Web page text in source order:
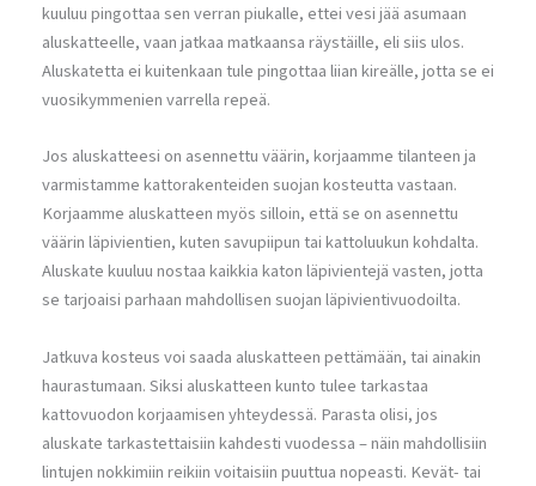
kuuluu pingottaa sen verran piukalle, ettei vesi jää asumaan
aluskatteelle, vaan jatkaa matkaansa räystäille, eli siis ulos.
Aluskatetta ei kuitenkaan tule pingottaa liian kireälle, jotta se ei
vuosikymmenien varrella repeä.
Jos aluskatteesi on asennettu väärin, korjaamme tilanteen ja
varmistamme kattorakenteiden suojan kosteutta vastaan.
Korjaamme aluskatteen myös silloin, että se on asennettu
väärin läpivientien, kuten savupiipun tai kattoluukun kohdalta.
Aluskate kuuluu nostaa kaikkia katon läpivientejä vasten, jotta
se tarjoaisi parhaan mahdollisen suojan läpivientivuodoilta.
Jatkuva kosteus voi saada aluskatteen pettämään, tai ainakin
haurastumaan. Siksi aluskatteen kunto tulee tarkastaa
kattovuodon korjaamisen yhteydessä. Parasta olisi, jos
aluskate tarkastettaisiin kahdesti vuodessa – näin mahdollisiin
lintujen nokkimiin reikiin voitaisiin puuttua nopeasti. Kevät- tai